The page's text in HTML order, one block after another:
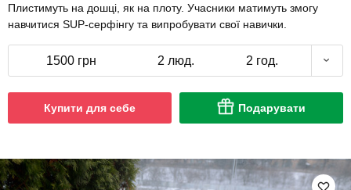
Плистимуть на дошці, як на плоту. Учасники матимуть змогу
навчитися SUP-серфінгу та випробувати свої навички.
1500 грн 2 люд. 2 год.
Купити для себе Подарувати